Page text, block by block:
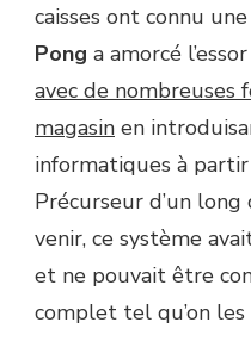
caisses ont connu
Pong a amorcé
avec de nombreuses
magasin en
informatiques à
Précurseur d’un
venir, ce système
et ne pouvait être
complet tel qu’on les